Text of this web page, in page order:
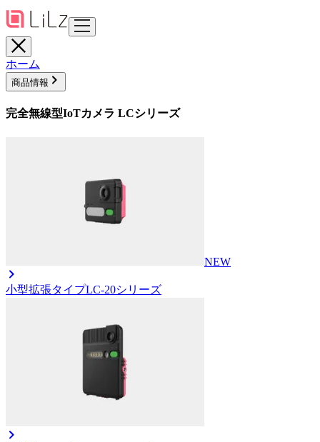
ホーム
商品情報
完全無線型IoTカメラ LCシリーズ
NEW
小型拡張タイプLC-20シリーズ